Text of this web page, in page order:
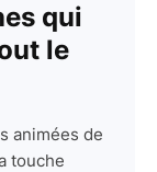
qui
le
animées de
touche